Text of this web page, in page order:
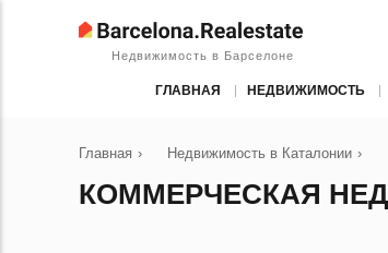
Недвижимость в Барселоне
ГЛАВНАЯ НЕДВИЖИМОСТЬ
Главная › Недвижимость в Каталонии ›
КОММЕРЧЕСКАЯ